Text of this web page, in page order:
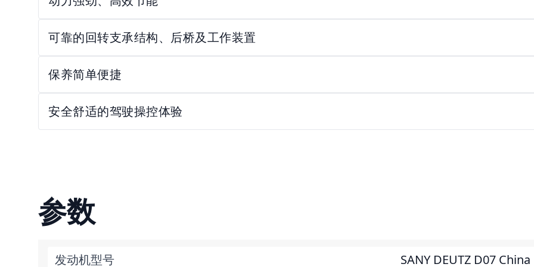
可靠的回转支承结构、后桥及工作装置
保养简单便捷
安全舒适的驾驶操控体验
参数
发动机型号 SANY DEUTZ D07 China